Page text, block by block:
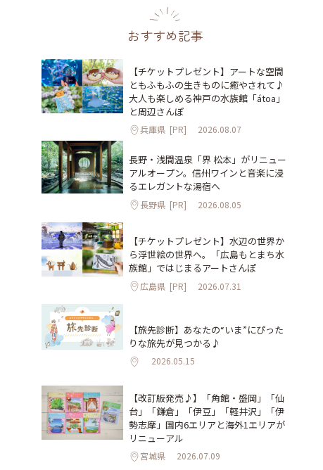
おすすめ記事
【チケットプレゼント】アートな空間
ともふもふの生きものに癒やされて♪
大人も楽しめる神戸の水族館「átoa」
と周辺さんぽ
兵庫県 [PR] 2026.08.07
長野・浅間温泉「界 松本」がリニュー
アルオープン。信州ワインと音楽に浸
るエレガントな湯宿へ
長野県 [PR] 2026.08.05
【チケットプレゼント】水辺の世界か
ら浮世絵の世界へ。「広島もとまち水
族館」ではじまるアートさんぽ
広島県 [PR] 2026.07.31
【旅先診断】あなたの“いま”にぴった
りな旅先が見つかる♪
2026.05.15
【改訂版発売♪】「角館・盛岡」「仙
台」「鎌倉」「伊豆」「軽井沢」「伊
勢志摩」国内6エリアと海外1エリアが
リニューアル
宮城県 2026.07.09